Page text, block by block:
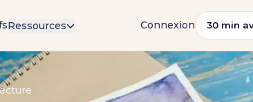
Ressources Connexion 30 min